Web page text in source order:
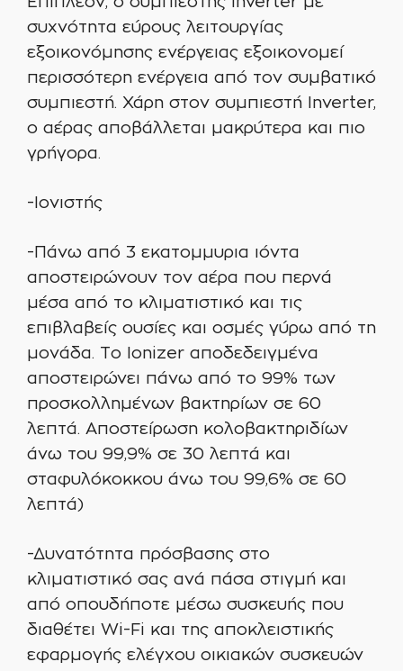
συχνότητα εύρους λειτουργίας
εξοικονόμησης ενέργειας εξοικονομεί
περισσότερη ενέργεια από τον συμβατικό
συμπιεστή. Χάρη στον συμπιεστή Inverter,
ο αέρας αποβάλλεται μακρύτερα και πιο
γρήγορα.
-Ιονιστής
-Πάνω από 3 εκατομμυρια ιόντα
αποστειρώνουν τον αέρα που περνά
μέσα από το κλιματιστικό και τις
επιβλαβείς ουσίες και οσμές γύρω από τη
μονάδα. Το Ionizer αποδεδειγμένα
αποστειρώνει πάνω από το 99% των
προσκολλημένων βακτηρίων σε 60
λεπτά. Αποστείρωση κολοβακτηριδίων
άνω του 99,9% σε 30 λεπτά και
σταφυλόκοκκου άνω του 99,6% σε 60
λεπτά)
-Δυνατότητα πρόσβασης στο
κλιματιστικό σας ανά πάσα στιγμή και
από οπουδήποτε μέσω συσκευής που
διαθέτει Wi-Fi και της αποκλειστικής
εφαρμογής ελέγχου οικιακών συσκευών